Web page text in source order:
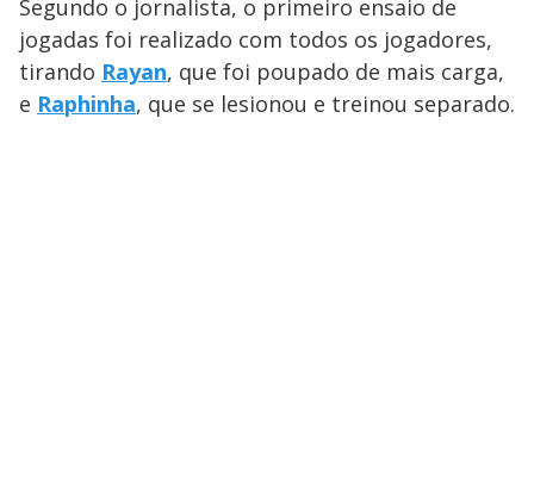
y
V
M
u
d
o
Segundo o jornalista, o primeiro ensaio de
jogadas foi realizado com todos os jogadores,
tirando Rayan, que foi poupado de mais carga,
e Raphinha, que se lesionou e treinou separado.